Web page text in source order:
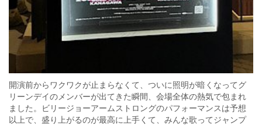
開演前からワクワクが止まらなくて、ついに照明が暗くなってグ
リーンデイのメンバーが出てきた瞬間、会場全体の熱気で包まれ
ました。ビリージョーアームストロングのパフォーマンスは予想
以上で、盛り上がるのが最高に上手くて、みんな歌ってジャンプ